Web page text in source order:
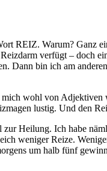
REIZ. Warum? Ganz
verfügt – doch
Dann bin ich am
mich wohl von
lustig. Und den
zur Heilung. Ich habe
weniger Reize.
um halb fünf